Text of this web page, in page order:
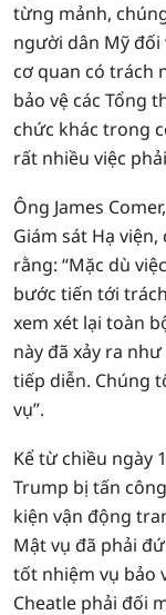
từng mảnh,
người dân Mỹ đối
cơ quan có trách
bảo vệ các Tổng
chức khác trong
rất nhiều việc
Ông James
Giám sát Hạ
rằng: “Mặc dù
bước tiến tới
xem xét lại toàn
này đã xảy ra
tiếp diễn. Chúng
vụ”.
Kể từ chiều ngày
Trump bị tấn
kiện vận động
Mật vụ đã phải
tốt nhiệm vụ bảo
Cheatle phải đối